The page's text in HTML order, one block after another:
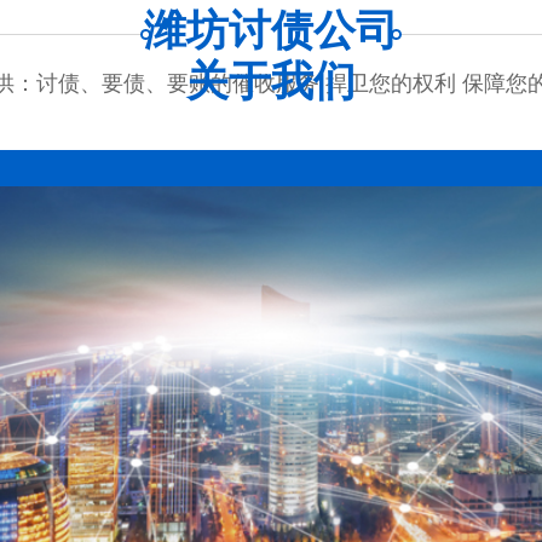
潍坊讨债公司
关于我们
：讨债、要债、要账的催收服务 捍卫您的权利 保障您